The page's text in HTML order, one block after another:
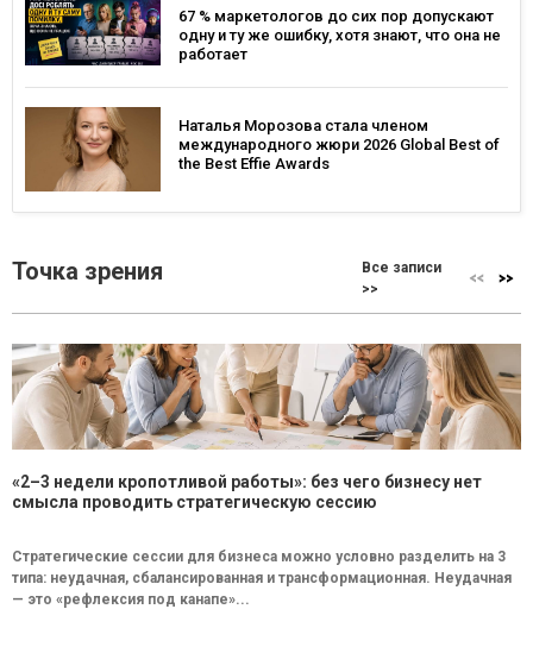
67 % маркетологов до сих пор допускают
одну и ту же ошибку, хотя знают, что она не
работает
Наталья Морозова стала членом
международного жюри 2026 Global Best of
the Best Effie Awards
Точка зрения
Все записи
>>
«2–3 недели кропотливой работы»: без чего бизнесу нет
смысла проводить стратегическую сессию
Стратегические сессии для бизнеса можно условно разделить на 3
типа: неудачная, сбалансированная и трансформационная. Неудачная
— это «рефлексия под канапе»...